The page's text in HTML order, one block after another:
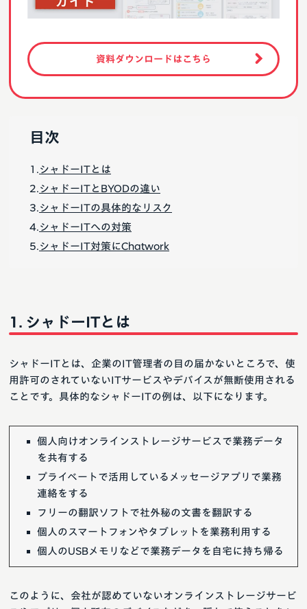
資料ダウンロードはこちら
目次
シャドーITとは
シャドーITとBYODの違い
シャドーITの具体的なリスク
シャドーITへの対策
シャドーIT対策にChatwork
シャドーITとは
シャドーITとは、企業のIT管理者の目の届かないところで、使
用許可のされていないITサービスやデバイスが無断使用される
ことです。具体的なシャドーITの例は、以下になります。
個人向けオンラインストレージサービスで業務データ
を共有する
プライベートで活用しているメッセージアプリで業務
連絡をする
フリーの翻訳ソフトで社外秘の文書を翻訳する
個人のスマートフォンやタブレットを業務利用する
個人のUSBメモリなどで業務データを自宅に持ち帰る
このように、会社が認めていないオンラインストレージサービ